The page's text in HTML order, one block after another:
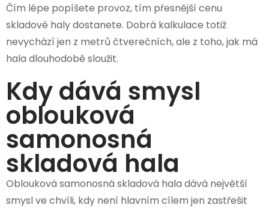
Čím lépe popíšete provoz, tím přesnější cenu
skladové haly dostanete. Dobrá kalkulace totiž
nevychází jen z metrů čtverečních, ale z toho, jak má
hala dlouhodobě sloužit.
Kdy dává smysl
oblouková
samonosná
skladová hala
Oblouková samonosná skladová hala dává největší
smysl ve chvíli, kdy není hlavním cílem jen zastřešit